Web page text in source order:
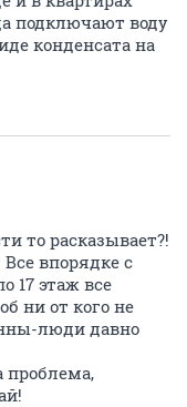
подключают воду
конденсата на
то расказывает?!
впорядке с
17 этаж все
ни от кого не
люди давно
проблема,